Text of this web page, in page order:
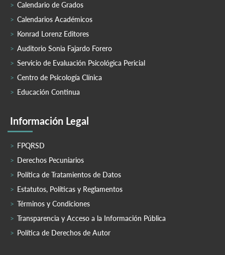
Calendario de Grados
Calendarios Académicos
Konrad Lorenz Editores
Auditorio Sonia Fajardo Forero
Servicio de Evaluación Psicológica Pericial
Centro de Psicología Clínica
Educación Continua
Información Legal
FPQRSD
Derechos Pecuniarios
Política de Tratamientos de Datos
Estatutos, Políticas y Reglamentos
Términos y Condiciones
Transparencia y Acceso a la Información Pública
Política de Derechos de Autor